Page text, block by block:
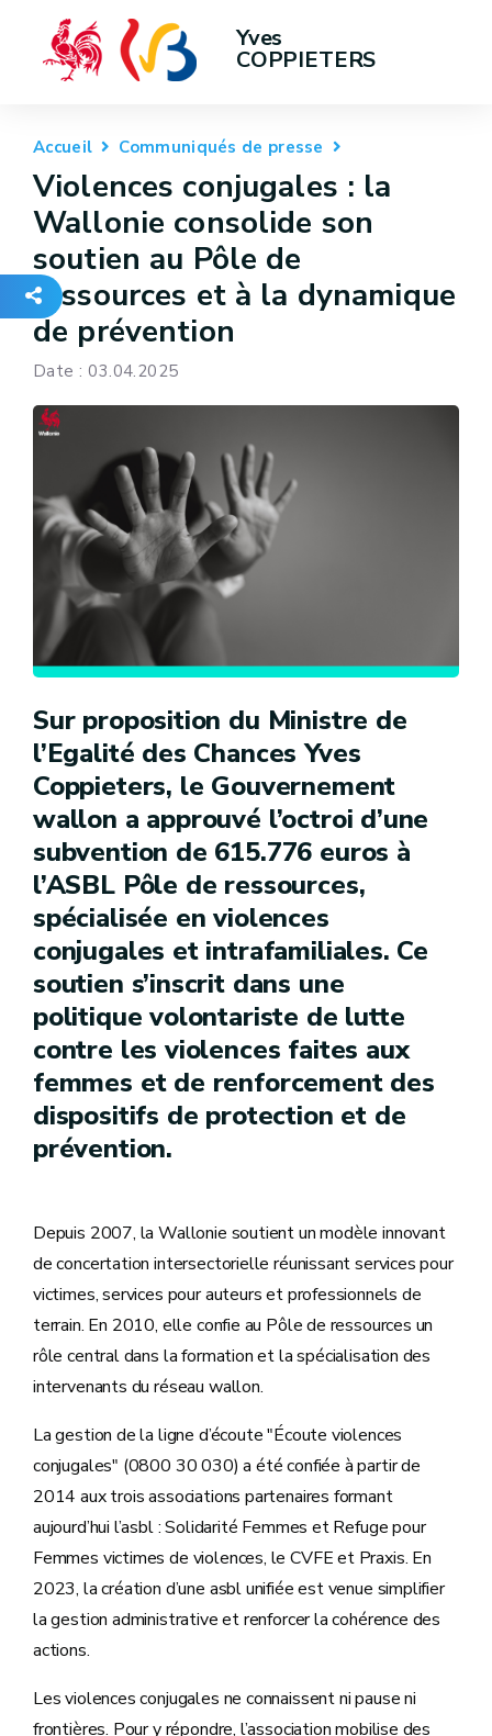
Yves
COPPIETERS
Accueil Communiqués de presse
Violences conjugales : la
Wallonie consolide son
soutien au Pôle de
ressources et à la dynamique
de prévention
Date : 03.04.2025
Sur proposition du Ministre de
l’Egalité des Chances Yves
Coppieters, le Gouvernement
wallon a approuvé l’octroi d’une
subvention de 615.776 euros à
l’ASBL Pôle de ressources,
spécialisée en violences
conjugales et intrafamiliales. Ce
soutien s’inscrit dans une
politique volontariste de lutte
contre les violences faites aux
femmes et de renforcement des
dispositifs de protection et de
prévention.
Depuis 2007, la Wallonie soutient un modèle innovant
de concertation intersectorielle réunissant services pour
victimes, services pour auteurs et professionnels de
terrain. En 2010, elle confie au Pôle de ressources un
rôle central dans la formation et la spécialisation des
intervenants du réseau wallon.
La gestion de la ligne d’écoute "Écoute violences
conjugales" (0800 30 030) a été confiée à partir de
2014 aux trois associations partenaires formant
aujourd’hui l’asbl : Solidarité Femmes et Refuge pour
Femmes victimes de violences, le CVFE et Praxis. En
2023, la création d’une asbl unifiée est venue simplifier
la gestion administrative et renforcer la cohérence des
actions.
Les violences conjugales ne connaissent ni pause ni
frontières. Pour y répondre, l’association mobilise des